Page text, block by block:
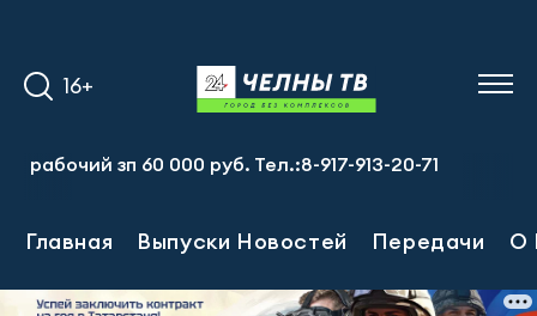
16+
зп 60 000 руб. Тел.:8-917-913-20-71
Главная Выпуски Новостей Передачи О